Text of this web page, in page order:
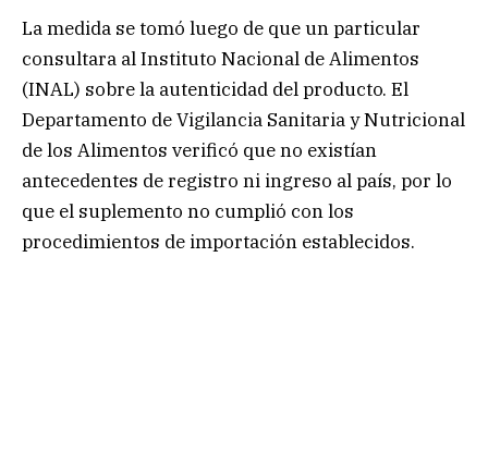
La medida se tomó luego de que un particular
consultara al Instituto Nacional de Alimentos
(INAL) sobre la autenticidad del producto. El
Departamento de Vigilancia Sanitaria y Nutricional
de los Alimentos verificó que no existían
antecedentes de registro ni ingreso al país, por lo
que el suplemento no cumplió con los
procedimientos de importación establecidos.